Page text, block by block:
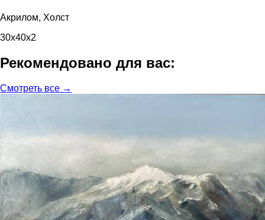
Акрилом, Холст
30x40x2
Рекомендовано для вас:
Смотреть все →